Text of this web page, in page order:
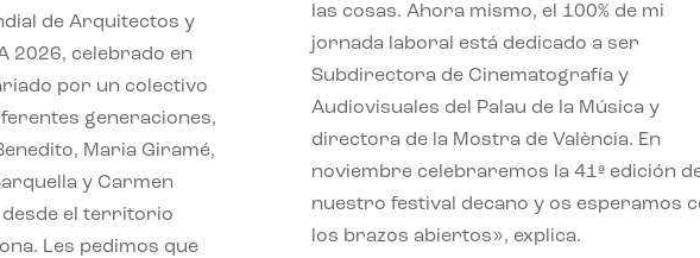
de Arquitectos y
2026, celebrado en
por un colectivo
generaciones,
Maria Giramé,
y Carmen
el territorio
Les pedimos que
las cosas. Ahora mismo, el 100% de mi
jornada laboral está dedicado a ser
Subdirectora de Cinematografía y
Audiovisuales del Palau de la Música y
directora de la Mostra de València. En
noviembre celebraremos la 41ª edición
nuestro festival decano y os esperamos
los brazos abiertos», explica.